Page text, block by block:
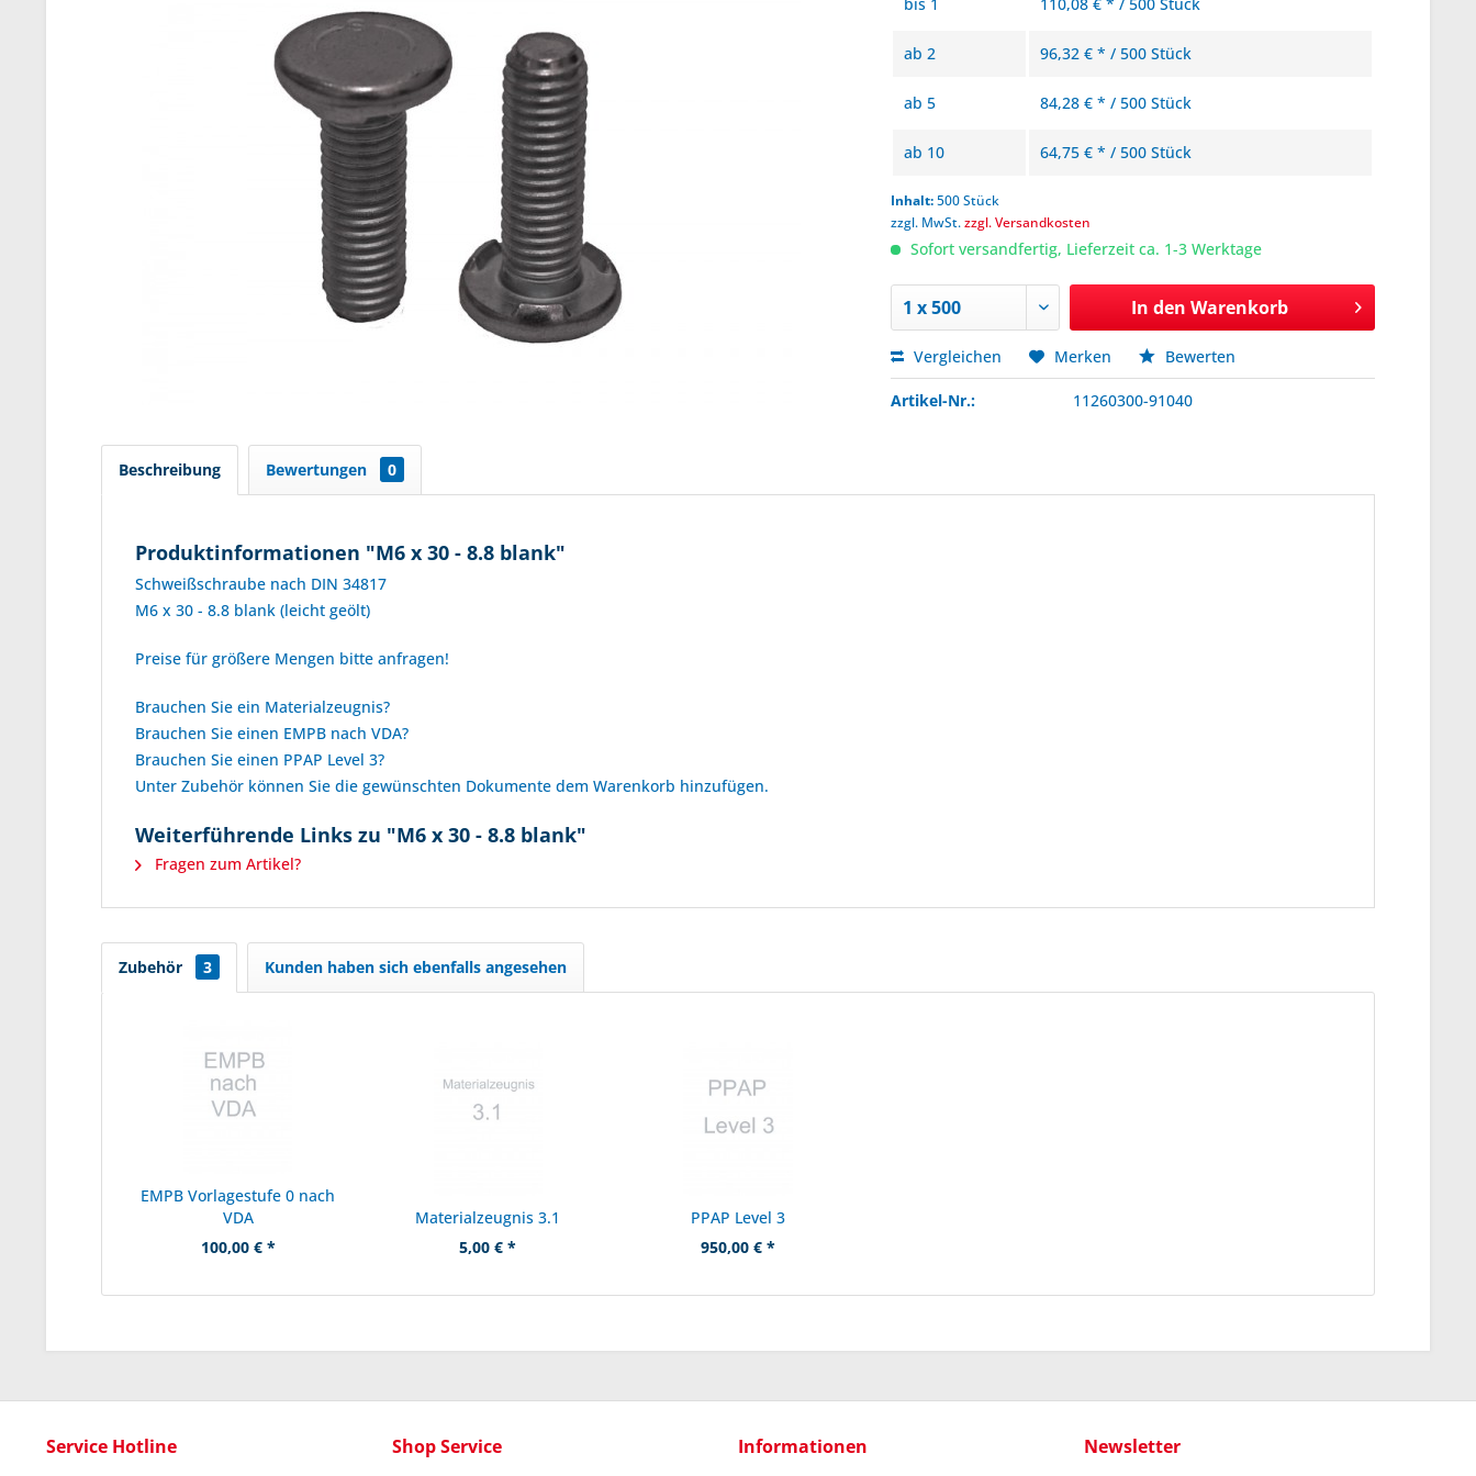
ab2 96,32 € * / 500 Stück
ab5 84,28 € * / 500 Stück
ab 10 64,75 € * / 500 Stück
Inhalt:500 Stück
zzgl. MwSt.zzgl. Versandkosten
Sofort versandfertig, Lieferzeit ca. 1-3 Werktage
In den Warenkorb
Vergleichen Merken Bewerten
Artikel-Nr.: 11260300-91040
Beschreibung Bewertungen 0
Produktinformationen "M6 x 30 - 8.8 blank"
Schweißschraube nach DIN 34817
M6 x 30 - 8.8 blank (leicht geölt)
Preise für größere Mengen bitte anfragen!
Brauchen Sie ein Materialzeugnis?
Brauchen Sie einen EMPB nach VDA?
Brauchen Sie einen PPAP Level 3?
Unter Zubehör können Sie die gewünschten Dokumente dem Warenkorb hinzufügen.
Weiterführende Links zu "M6 x 30 - 8.8 blank"
Fragen zum Artikel?
Zubehör 3 Kunden haben sich ebenfalls angesehen
EMPB Vorlagestufe 0 nach
VDA
100,00 € *
Materialzeugnis 3.1
5,00 € *
PPAP Level 3
950,00 € *
Service Hotline Shop Service Informationen Newsletter